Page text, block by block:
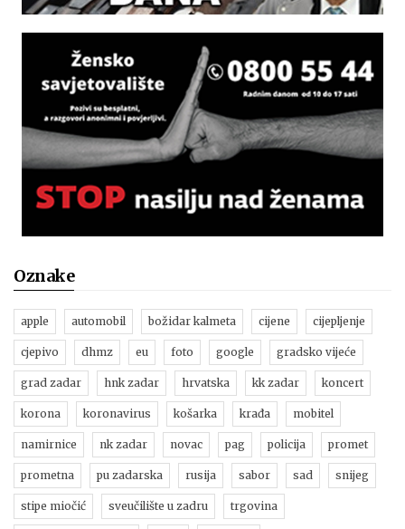
Oznake
apple automobil božidar kalmeta cijene cijepljenje
cjepivo dhmz eu foto google gradsko vijeće
grad zadar hnk zadar hrvatska kk zadar koncert
korona koronavirus košarka krađa mobitel
namirnice nk zadar novac pag policija promet
prometna pu zadarska rusija sabor sad snijeg
stipe miočić sveučilište u zadru trgovina